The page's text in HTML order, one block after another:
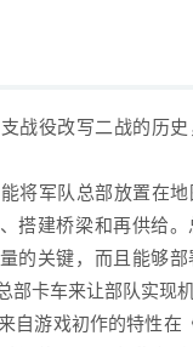
战役改写二战的历史
将军队总部放置在
搭建桥梁和再供给。
的关键，而且能够
部卡车来让部队实现
自游戏初作的特性在